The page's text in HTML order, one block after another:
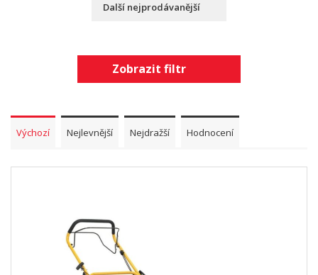
Další nejprodávanější
Zobrazit filtr
Výchozí Nejlevnější Nejdražší Hodnocení